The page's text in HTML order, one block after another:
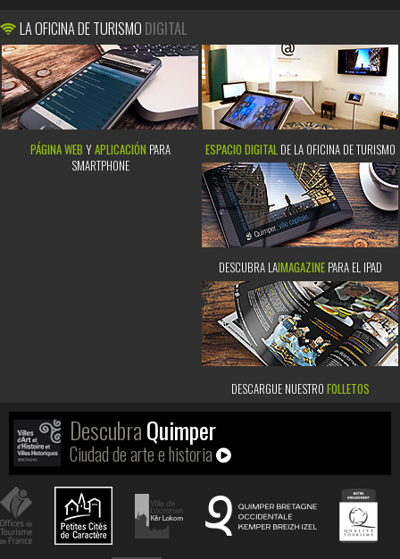
LA OFICINA DE TURISMO DIGITAL
PÁGINA WEB YAPLICACIÓN PARA
SMARTPHONE
ESPACIO DIGITAL DE LA OFICINA DE TURISMO
DESCUBRA LAIMAGAZINEPARA EL IPAD
DESCARGUE NUESTRO FOLLETOS
DescubraQuimper
Ciudad de arte e historia